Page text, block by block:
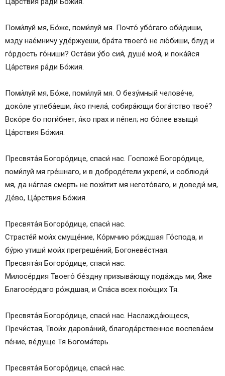
Поми́луй мя, Бо́же, поми́луй мя. Почто́ убо́гаго оби́диши,
мзду нае́мничу уде́ржуеши, бра́та твоего́ не лю́биши, блуд и
го́рдость го́ниши? Оста́ви у́бо сия́, душе́ моя́, и пока́йся
Ца́рствия ра́ди Бо́жия.
Поми́луй мя, Бо́же, поми́луй мя. О безу́мный челове́че,
доко́ле углеба́еши, я́ко пчела́, собира́ющи бога́тство твое́?
Вско́ре бо поги́бнет, я́ко прах и пе́пел; но бо́лее взыщи́
Ца́рствия Бо́жия.
Пресвята́я Богоро́дице, спаси́ нас. Госпоже́ Богоро́дице,
поми́луй мя гре́шнаго, и в доброде́тели укрепи́, и соблюди́
мя, да на́глая смерть не похи́тит мя негото́ваго, и доведи́ мя,
Де́во, Ца́рствия Бо́жия.
Пресвята́я Богоро́дице, спаси́ нас.
Страсте́й мои́х смуще́ние, Ко́рмчию ро́ждшая Го́спода, и
бу́рю утиши́ мои́х прегреше́ний, Богоневе́стная.
Пресвята́я Богоро́дице, спаси́ нас.
Милосе́рдия Твоего́ бе́здну призыва́ющу пода́ждь ми, Я́же
Благосе́рдаго ро́ждшая, и Спа́са всех пою́щих Тя.
Пресвята́я Богоро́дице, спаси́ нас. Наслажда́ющеся,
Пречи́стая, Твои́х дарова́ний, благода́рственное воспева́ем
пе́ние, ве́дуще Тя Богома́терь.
Пресвята́я Богоро́дице, спаси́ нас.